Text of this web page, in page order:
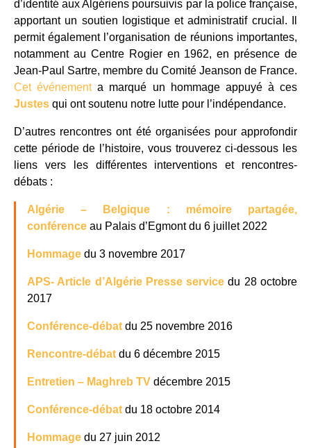
d’identité aux Algériens poursuivis par la police française,
apportant un soutien logistique et administratif crucial. Il
permit également l’organisation de réunions importantes,
notamment au Centre Rogier en 1962, en présence de
Jean-Paul Sartre, membre du Comité Jeanson de France.
Cet événementa marqué un hommage appuyé à ces
Justes qui ont soutenu notre lutte pour l’indépendance.
D’autres rencontres ont été organisées pour approfondir
cette période de l’histoire, vous trouverez ci-dessous les
liens vers les différentes interventions et rencontres-
débats :
Algérie – Belgique : mémoire partagée,
conférence au Palais d’Egmont du 6 juillet 2022
Hommage du 3 novembre 2017
APS- Article d’Algérie Presse service du 28 octobre
2017
Conférence-débat du 25 novembre 2016
Rencontre-débat du 6 décembre 2015
Entretien – Maghreb TV décembre 2015
Conférence-débat du 18 octobre 2014
Hommage du 27 juin 2012